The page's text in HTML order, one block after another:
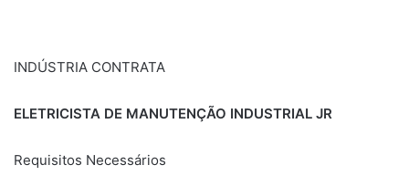
INDÚSTRIA CONTRATA
ELETRICISTA DE MANUTENÇÃO INDUSTRIAL JR
Requisitos Necessários